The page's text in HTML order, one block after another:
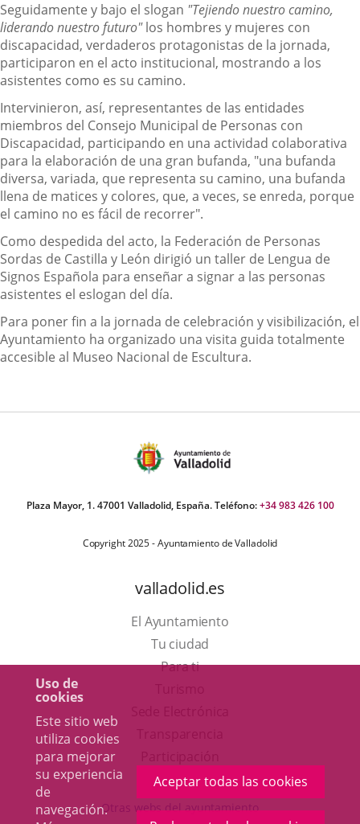
Uso de
cookies
Este sitio web
utiliza cookies
para mejorar
su experiencia
de
navegación.
Aceptar todas las cookies
Seguidamente y bajo el slogan "Tejiendo nuestro camino,
liderando nuestro futuro"los hombres y mujeres con
discapacidad, verdaderos protagonistas de la jornada,
participaron en el acto institucional, mostrando a los
asistentes como es su camino.
Intervinieron, así, representantes de las entidades
miembros del Consejo Municipal de Personas con
Discapacidad, participando en una actividad colaborativa
para la elaboración de una gran bufanda, "una bufanda
diversa, variada, que representa su camino, una bufanda
llena de matices y colores, que, a veces, se enreda, porque
el camino no es fácil de recorrer".
Como despedida del acto, la Federación de Personas
Sordas de Castilla y León dirigió un taller de Lengua de
Signos Española para enseñar a signar a las personas
asistentes el eslogan del día.
Para poner fin a la jornada de celebración y visibilización, el
Ayuntamiento ha organizado una visita guida totalmente
accesible al Museo Nacional de Escultura.
Plaza Mayor, 1. 47001 Valladolid, España. Teléfono:+34 983 426 100
Copyright 2025 - Ayuntamiento de Valladolid
valladolid.es
El Ayuntamiento
Tu ciudad
Para ti
en
una
aplicación
externa.
Otras webs del ayuntamiento